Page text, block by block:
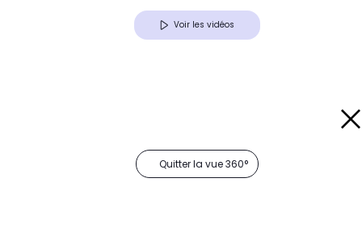
Voir les vidéos
Quitter la vue 360°